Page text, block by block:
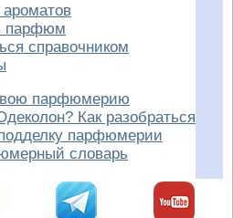
парфюм
справочником
парфюмерию
Как разобраться
парфюмерии
словарь